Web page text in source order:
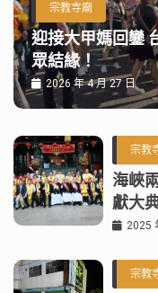
宗教寺廟
迎接大甲媽回鑾
眾結緣！
2026 年 4 月 27 日
宗教
海峽
獻大
2025
宗教